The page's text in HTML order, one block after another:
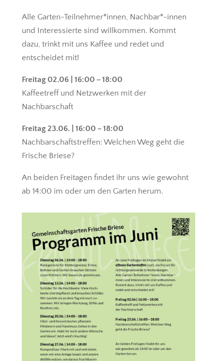
Alle Garten-Teilnehmer*innen, Nachbar*-innen
und Interessierte sind willkommen. Kommt
dazu, trinkt mit uns Kaffee und redet und
entscheidet mit!
Freitag 02.06 | 16:00 – 18:00
Kaffeetreff und Netzwerken mit der
Nachbarschaft
Freitag 23.06. | 16:00 – 18:00
Nachbarschaftstreffen: Welchen Weg geht die
Frische Briese?
An beiden Freitagen findet ihr uns wie gewohnt
ab 14:00 im oder um den Garten herum.